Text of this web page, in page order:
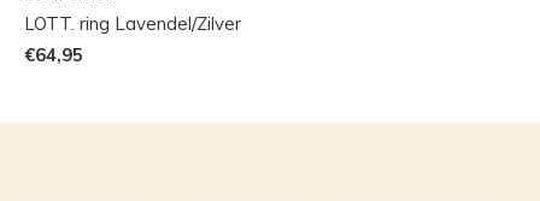
LOTT. ring Lavendel/Zilver
€64,95